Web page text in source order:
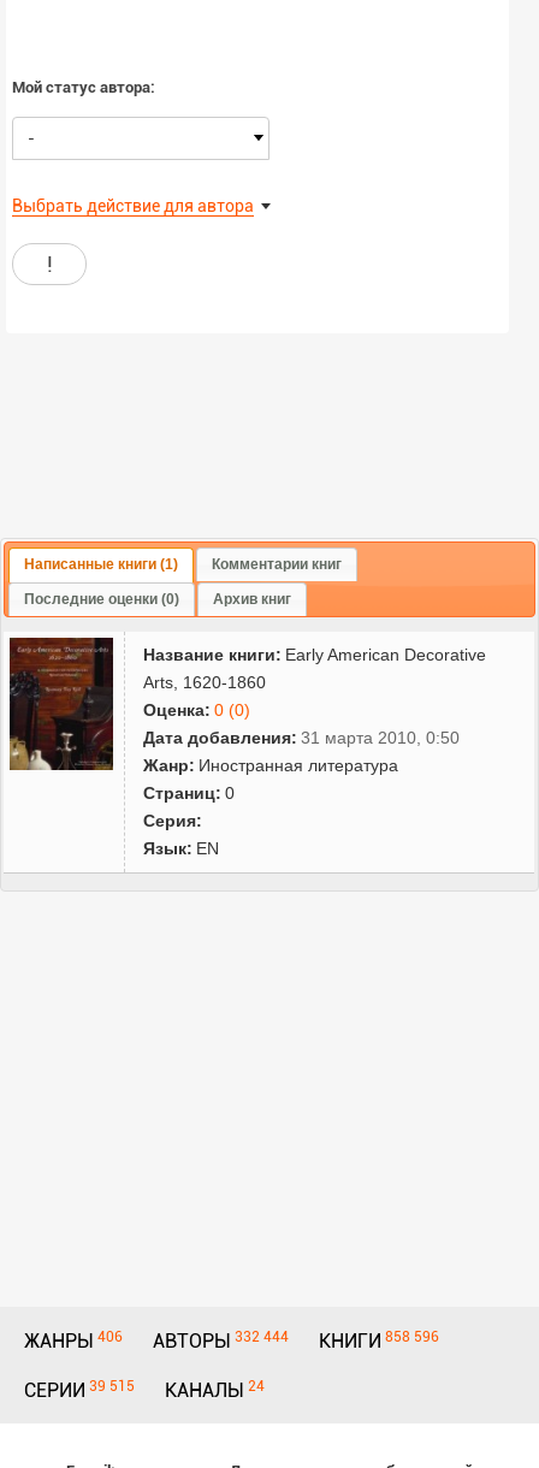
Мой статус автора:
-
Выбрать действие для автора
!
Написанные книги (1) Комментарии книг
Последние оценки (0) Архив книг
Название книги: Early American Decorative
Arts, 1620-1860
Оценка: 0 (0)
Дата добавления: 31 марта 2010, 0:50
Жанр: Иностранная литература
Страниц: 0
Серия:
Язык: EN
ЖАНРЫ 406 АВТОРЫ 332 444 КНИГИ 858 596
СЕРИИ 39 515 КАНАЛЫ 24